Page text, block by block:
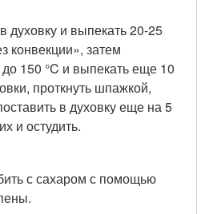
духовку и выпекать 20-25
конвекции», затем
150 °C и выпекать еще 10
проткнуть шпажкой,
в духовку еще на 5
и остудить.
с сахаром с помощью